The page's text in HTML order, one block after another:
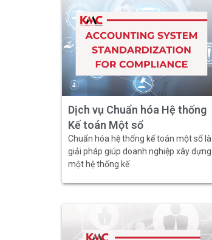
Dịch vụ Chuẩn hóa Hệ thống
Kế toán Một sổ
Chuẩn hóa hệ thống kế toán một sổ là
giải pháp giúp doanh nghiệp xây dựng
một hệ thống kế